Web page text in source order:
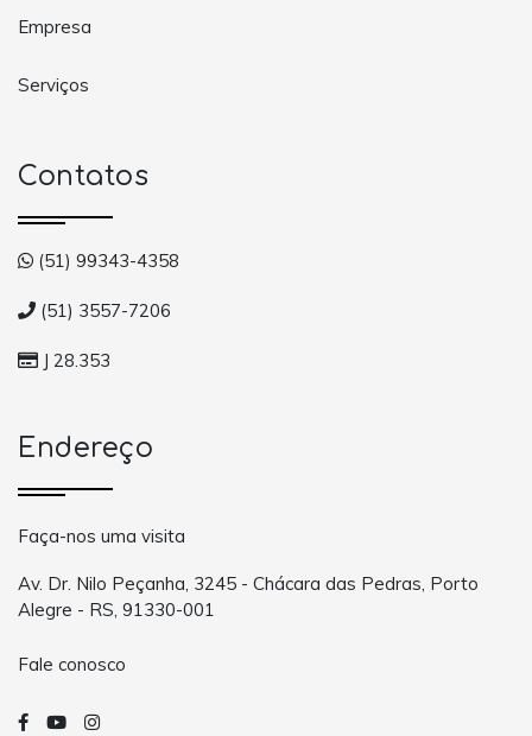
Empresa
Serviços
Contatos
(51) 99343-4358
(51) 3557-7206
J 28.353
Endereço
Faça-nos uma visita
Av. Dr. Nilo Peçanha, 3245 - Chácara das Pedras, Porto
Alegre - RS, 91330-001
Fale conosco